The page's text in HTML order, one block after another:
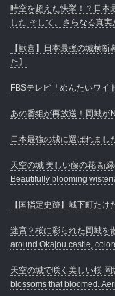
時空を超えた快挙！？日本
した そして、さらなる真実
【歓喜】日本最強の城横
た】
FBSテレビ「めんたいワイ
あの番組が再放送！岡城が
日本最強の城に選ばれまし
天空の城 美しい藤の花 新
Beautifully blooming
【国指定史跡】城下町た
迷宮？桜に彩られた岡城を
around Okajou castle,
天空の城で咲く美しい桜
blossoms that bloomed.